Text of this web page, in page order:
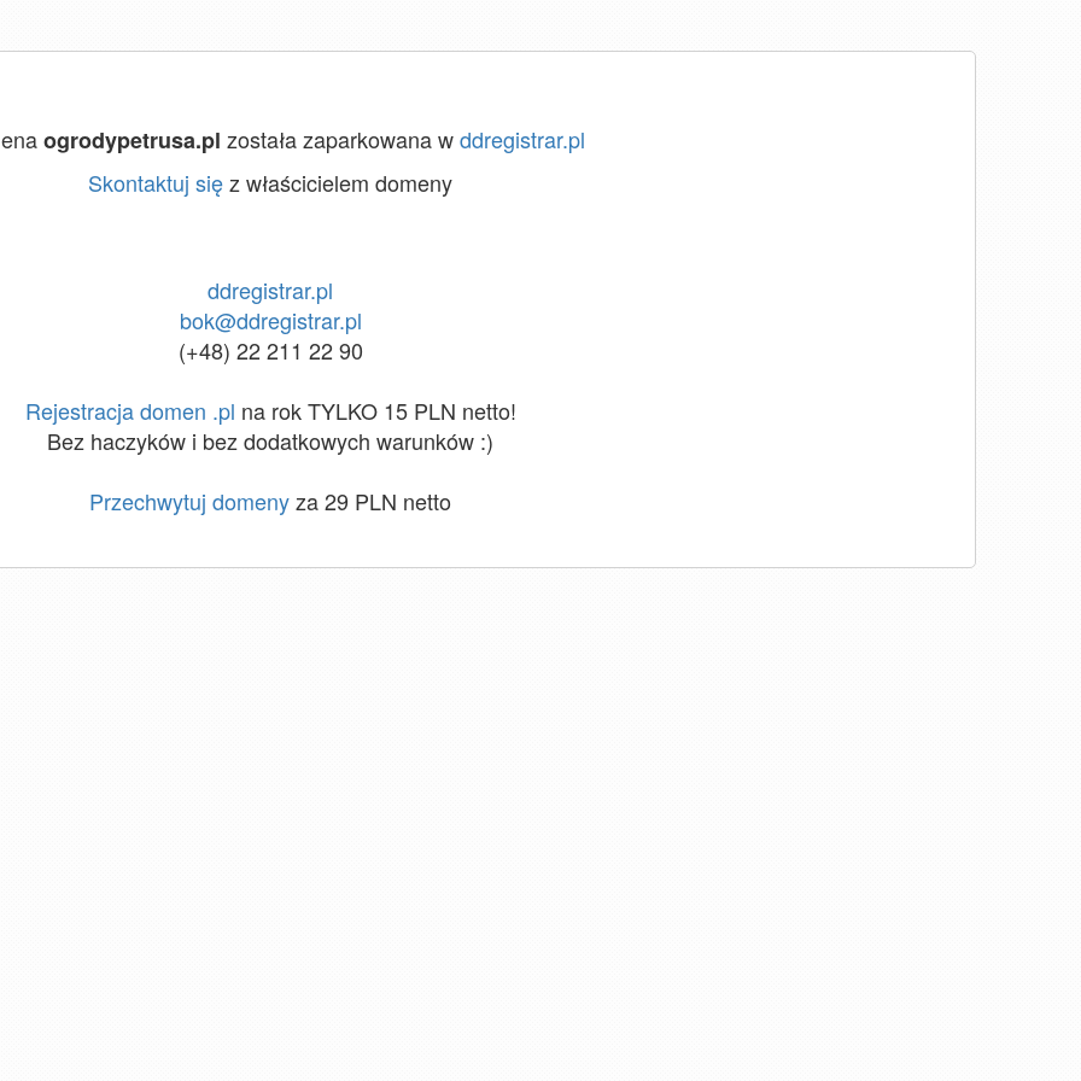
ogrodypetrusa.pl została zaparkowana wddregistrar.pl
Skontaktuj sięz właścicielem domeny
ddregistrar.pl
bok@ddregistrar.pl
(+48) 22 211 22 90
Rejestracja domen .pl na rok TYLKO 15 PLN netto!
Bez haczyków i bez dodatkowych warunków :)
Przechwytuj domenyza 29 PLN netto